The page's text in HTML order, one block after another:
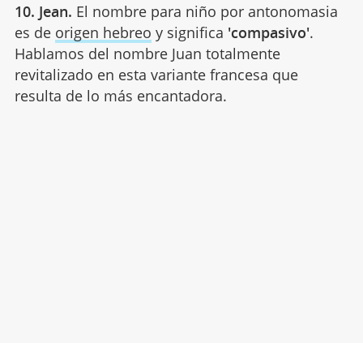
10. Jean. El nombre para niño por antonomasia
es de origen hebreo y significa 'compasivo'.
Hablamos del nombre Juan totalmente
revitalizado en esta variante francesa que
resulta de lo más encantadora.